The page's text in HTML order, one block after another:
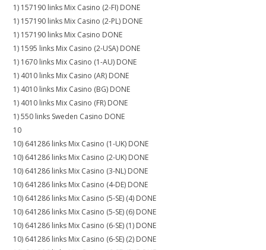
1) 157190 links Mix Casino (2-FI) DONE
1) 157190 links Mix Casino (2-PL) DONE
1) 157190 links Mix Casino DONE
1) 1595 links Mix Casino (2-USA) DONE
1) 1670 links Mix Casino (1-AU) DONE
1) 4010 links Mix Casino (AR) DONE
1) 4010 links Mix Casino (BG) DONE
1) 4010 links Mix Casino (FR) DONE
1) 550 links Sweden Casino DONE
10
10) 641286 links Mix Casino (1-UK) DONE
10) 641286 links Mix Casino (2-UK) DONE
10) 641286 links Mix Casino (3-NL) DONE
10) 641286 links Mix Casino (4-DE) DONE
10) 641286 links Mix Casino (5-SE) (4) DONE
10) 641286 links Mix Casino (5-SE) (6) DONE
10) 641286 links Mix Casino (6-SE) (1) DONE
10) 641286 links Mix Casino (6-SE) (2) DONE